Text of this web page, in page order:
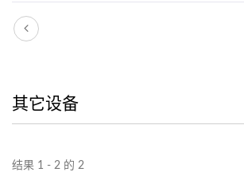
其它设备
结果 1 - 2 的 2